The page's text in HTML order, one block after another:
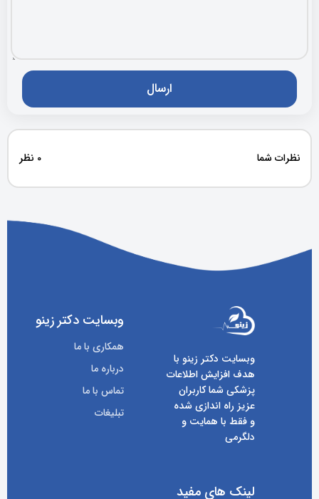
نظرات شما 0 نظر
وبسایت دکتر زینو با
هدف افزایش اطلاعات
پزشکی شما کاربران
عزیز راه اندازی شده
و فقط با همایت و
دلگرمی
وبسایت دکتر زینو
همکاری با ما
درباره ما
تماس با ما
تبلیغات
لینک های مفید